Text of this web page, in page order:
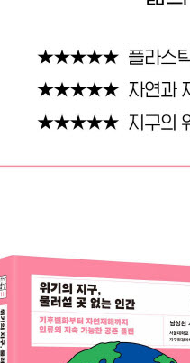
지구를 위해서